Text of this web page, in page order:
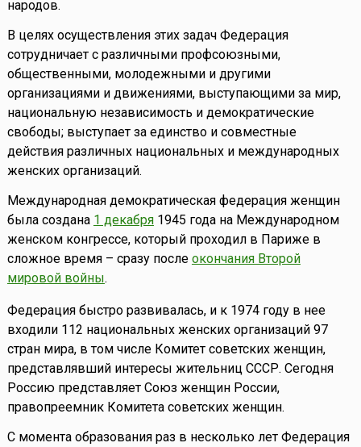
народов.
В целях осуществления этих задач Федерация
сотрудничает с различными профсоюзными,
общественными, молодежными и другими
организациями и движениями, выступающими за мир,
национальную независимость и демократические
свободы; выступает за единство и совместные
действия различных национальных и международных
женских организаций.
Международная демократическая федерация женщин
была создана 1 декабря1945 года на Международном
женском конгрессе, который проходил в Париже в
сложное время – сразу после окончания Второй
мировой войны.
Федерация быстро развивалась, и к 1974 году в нее
входили 112 национальных женских организаций 97
стран мира, в том числе Комитет советских женщин,
представлявший интересы жительниц СССР. Сегодня
Россию представляет Союз женщин России,
правопреемник Комитета советских женщин.
С момента образования раз в несколько лет Федерация